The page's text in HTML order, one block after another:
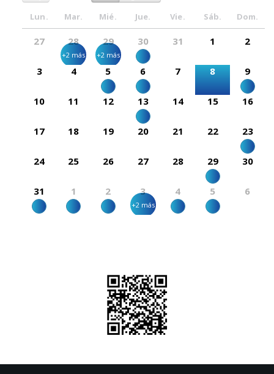
Lun. Mar. Mié. Jue. Vie. Sáb. Dom.
27 28 29 30 31 1 2
+2 más +2 más
3 4 5 6 7 8 9
10 11 12 13 14 15 16
17 18 19 20 21 22 23
24 25 26 27 28 29 30
31 1 2 3 4 5 6
+2 más